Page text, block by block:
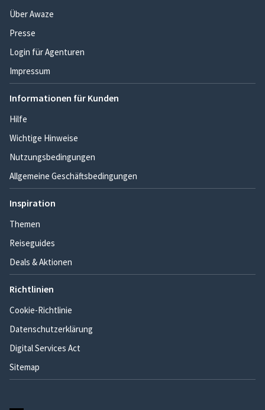
Über Awaze
Presse
Login für Agenturen
Impressum
Informationen für Kunden
Hilfe
Wichtige Hinweise
Nutzungsbedingungen
Allgemeine Geschäftsbedingungen
Inspiration
Themen
Reiseguides
Deals & Aktionen
Richtlinien
Cookie-Richtlinie
Datenschutzerklärung
Digital Services Act
Sitemap